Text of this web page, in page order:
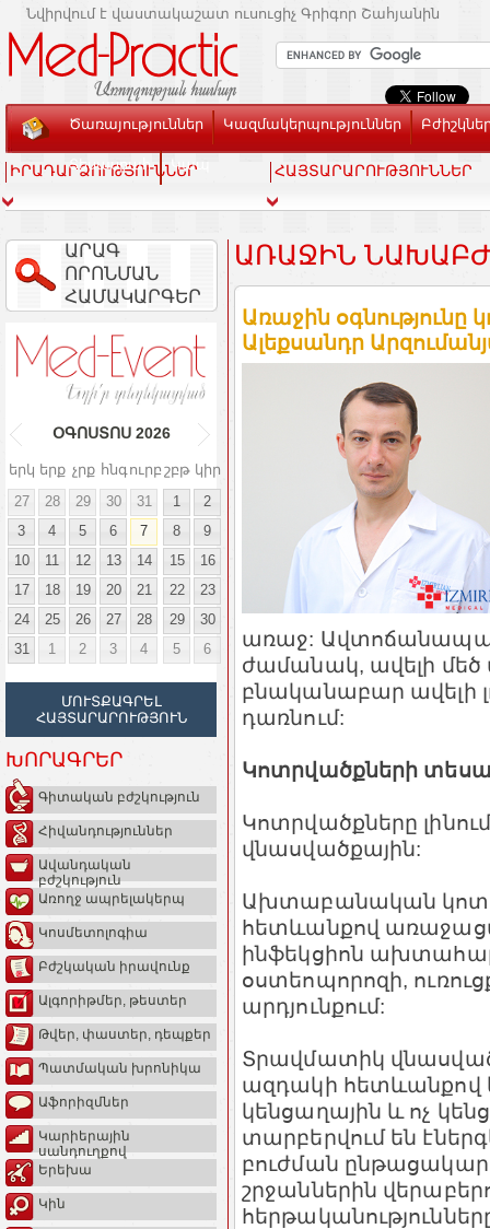
Նվիրվում է վաստակաշատ ուսուցիչ Գրիգոր Շահյանին
Ծառայություններ Կազմակերպություններ
Տեսասրահ Կապ
ԻՐԱԴԱՐՁՈՒԹՅՈՒՆՆԵՐ ՀԱՅՏԱՐԱՐՈՒԹՅՈՒՆՆԵՐ
ԱՐԱԳ
ՈՐՈՆՄԱՆ
ՀԱՄԱԿԱՐԳԵՐ
ՕԳՈՍՏՈՍ 2026
երկ երք չրք հնգուրբ շբթ կիր
27
28 29 30 31 1
2
3
4 5 6 7 8
9
10
11 12 13 14 15
16
17
18 19 20 21 22
23
24
25 26 27 28 29
30
31
1 2 3 4 5 6
ՄՈՒՏՔԱԳՐԵԼ
ՀԱՅՏԱՐԱՐՈՒԹՅՈՒՆ
ԽՈՐԱԳՐԵՐ
Գիտական բժշկություն
Հիվանդություններ
Ավանդական
բժշկություն
Առողջ ապրելակերպ
Կոսմետոլոգիա
Բժշկական իրավունք
Ալգորիթմեր, թեստեր
Թվեր, փաստեր, դեպքեր
Պատմական խրոնիկա
Աֆորիզմներ
Կարիերային
սանդուղքով
Երեխա
Կին
ԱՌԱՋԻՆ
Առաջին
Ալեքսանդր
առաջ:
ժամանակ, ավելի մեծ
բնականաբար ավելի
դառնում:
Կոտրվածքների
Կոտրվածքները
վնասվածքային:
Ախտաբանական
հետևանքով
ինֆեկցիոն
օստեոպորոզի,
արդյունքում:
Տրավմատիկ
ազդակի հետևանքով
կենցաղային և ոչ
տարբերվում են
բուժման
շրջաններին